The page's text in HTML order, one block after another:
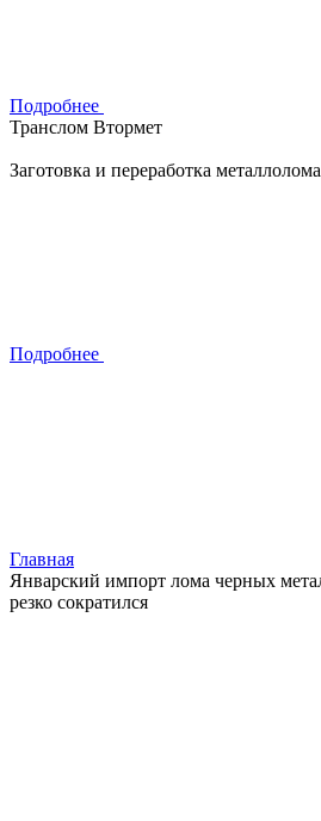
Подробнее
Транслом Втормет
Заготовка и переработка металлолома
Подробнее
Главная
Январский импорт лома черных
резко сократился